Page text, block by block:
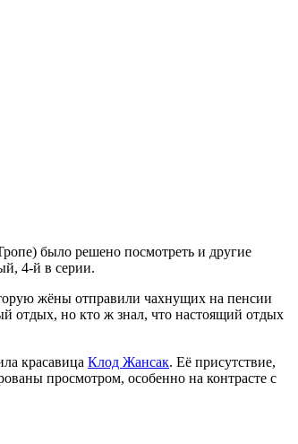
было решено посмотреть и другие
4-й в серии.
жёны отправили чахнущих на пенсии
отдых, но кто ж знал, что настоящий отдых
красавица Клод Жансак. Её присутствие,
просмотром, особенно на контрасте с